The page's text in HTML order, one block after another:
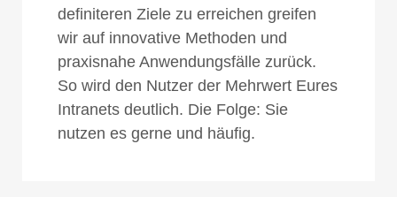
definiteren Ziele zu erreichen greifen
wir auf innovative Methoden und
praxisnahe Anwendungsfälle zurück.
So wird den Nutzer der Mehrwert Eures
Intranets deutlich. Die Folge: Sie
nutzen es gerne und häufig.